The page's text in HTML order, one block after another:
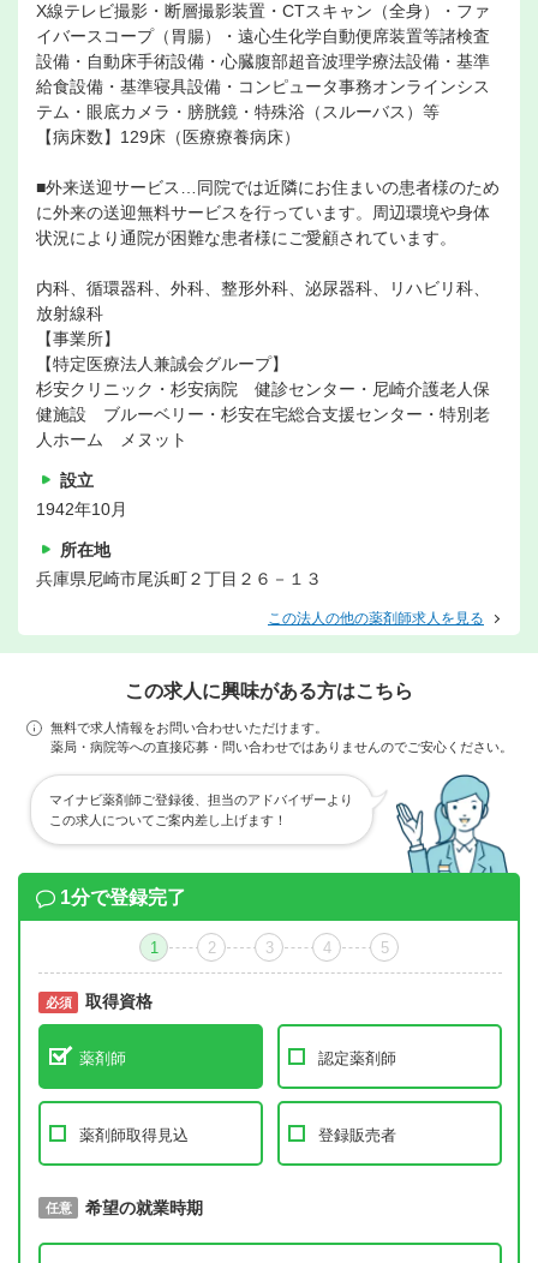
X線テレビ撮影・断層撮影装置・CTスキャン（全身）・ファ
イバースコープ（胃腸）・遠心生化学自動便席装置等諸検査
設備・自動床手術設備・心臓腹部超音波理学療法設備・基準
給食設備・基準寝具設備・コンピュータ事務オンラインシス
テム・眼底カメラ・膀胱鏡・特殊浴（スルーバス）等
【病床数】129床（医療療養病床）
■外来送迎サービス…同院では近隣にお住まいの患者様のため
に外来の送迎無料サービスを行っています。周辺環境や身体
状況により通院が困難な患者様にご愛顧されています。
内科、循環器科、外科、整形外科、泌尿器科、リハビリ科、
放射線科
【事業所】
【特定医療法人兼誠会グループ】
杉安クリニック・杉安病院 健診センター・尼崎介護老人保
健施設 ブルーベリー・杉安在宅総合支援センター・特別老
人ホーム メヌット
設立
1942年10月
所在地
兵庫県尼崎市尾浜町２丁目２６－１３
この法人の他の薬剤師求人を見る
この求人に興味がある方はこちら
無料で求人情報をお問い合わせいただけます。
薬局・病院等への直接応募・問い合わせではありませんのでご安心ください。
マイナビ薬剤師ご登録後、担当のアドバイザーより
この求人についてご案内差し上げます！
1分で登録完了
1 2 3 4 5
必須 取得資格
薬剤師 認定薬剤師
薬剤師取得見込 登録販売者
必須 取得予定年
任意 希望の就業時期